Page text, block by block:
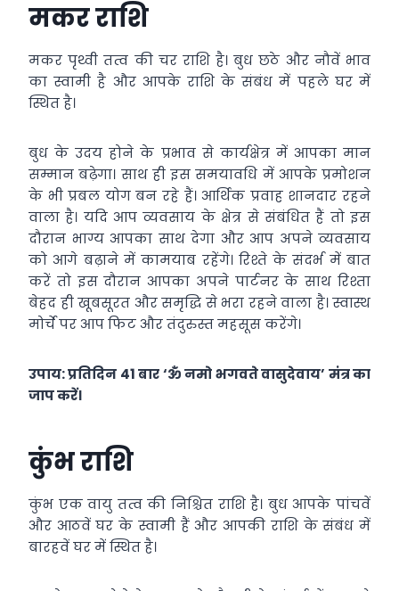
मकर राशि
मकर पृथ्वी तत्व की चर राशि है। बुध छठे और नौवें भाव
का स्वामी है और आपके राशि के संबंध में पहले घर में
स्थित है।
बुध के उदय होने के प्रभाव से कार्यक्षेत्र में आपका मान
सम्मान बढ़ेगा। साथ ही इस समयावधि में आपके प्रमोशन
के भी प्रबल योग बन रहे हैं। आर्थिक प्रवाह शानदार रहने
वाला है। यदि आप व्यवसाय के क्षेत्र से संबंधित हैं तो इस
दौरान भाग्य आपका साथ देगा और आप अपने व्यवसाय
को आगे बढ़ाने में कामयाब रहेंगे। रिश्ते के संदर्भ में बात
करें तो इस दौरान आपका अपने पार्टनर के साथ रिश्ता
बेहद ही खूबसूरत और समृद्धि से भरा रहने वाला है। स्वास्थ
मोर्चे पर आप फिट और तंदुरुस्त महसूस करेंगे।
उपाय: प्रतिदिन 41 बार ‘ॐ नमो भगवते वासुदेवाय’ मंत्र का
जाप करें।
कुंभ राशि
कुंभ एक वायु तत्व की निश्चित राशि है। बुध आपके पांचवें
और आठवें घर के स्वामी हैं और आपकी राशि के संबंध में
बारहवें घर में स्थित है।